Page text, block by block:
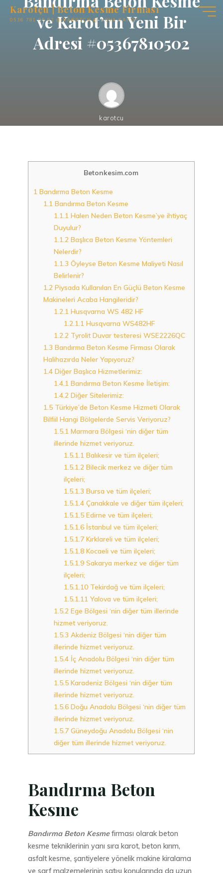
İçeriğe
geç
Karotçu | Beton Kesme Firması
0536 781 05 02 @ KAROTÇU @ NOVA KAROT
ve Karot’un Yeni Bir
Adresi #05367810502
karotcu
Betonkesim.com
1 Bandırma Beton Kesme
1.1 Bandırma Beton Kesme
1.1.1 Halen Neden Beton Kesme’ye ihtiyaç
Duyulur?
1.1.2 Başlıca Beton Kesme Yöntemleri
Nelerdir?
1.1.3 Öyleyse Beton Kesme Maliyeti Nasıl
Belirlenir?
1.2 Piysada Kullanılan En Güçlü Beton Kesme
Makineleri Acaba Hangileridir?
1.2.1 Husqvarna WS 482 HF
1.2.1.1 Husqvarna WS482HF
1.2.2 Tyrolit Duvar testeresi WSE2226QC
1.3 Bandırma Beton Kesme Firması Olarak
Halihazırda Neler Yapıyoruz?
1.4 Diğer Başlıca Hizmetlerimiz:
1.4.1 Bandırma Beton Kesme İletişim:
1.4.2 Diğer Sitelerimiz:
1.5 Türkiye’de Beton Kesme Hizmeti Olarak
Bilfiil Hangi Bölgelerde Servis Veriyoruz?
1.5.1 Marmara Bölgesi ‘nin diğer tüm
illerinde hizmet veriyoruz.
1.5.1.1 Balıkesir ve tüm ilçeleri;
1.5.1.2 Bilecik merkez ve diğer tüm
ilçeleri;
1.5.1.3 Bursa ve tüm ilçeleri;
1.5.1.4 Çanakkale ve diğer tüm ilçeleri;
1.5.1.5 Edirne ve tüm ilçeleri;
1.5.1.6 İstanbul ve tüm ilçeleri;
1.5.1.7 Kırklareli ve tüm ilçeleri;
1.5.1.8 Kocaeli ve tüm ilçeleri;
1.5.1.9 Sakarya merkez ve diğer tüm
ilçeleri;
1.5.1.10 Tekirdağ ve tüm ilçeleri;
1.5.1.11 Yalova ve tüm ilçeleri;
1.5.2 Ege Bölgesi ‘nin diğer tüm illerinde
hizmet veriyoruz.
1.5.3 Akdeniz Bölgesi ‘nin diğer tüm
illerinde hizmet veriyoruz.
1.5.4 İç Anadolu Bölgesi ‘nin diğer tüm
illerinde hizmet veriyoruz.
1.5.5 Karadeniz Bölgesi ‘nin diğer tüm
illerinde hizmet veriyoruz.
1.5.6 Doğu Anadolu Bölgesi ‘nin diğer tüm
illerinde hizmet veriyoruz.
1.5.7 Güneydoğu Anadolu Bölgesi ‘nin
diğer tüm illerinde hizmet veriyoruz.
Bandırma Beton
Kesme
Bandırma Beton Kesmefirması olarak beton
kesme tekniklerinin yanı sıra karot, beton kırım,
asfalt kesme, şantiyelere yönelik makine kiralama
ve sarf malzemelerinin satışı konularında da uzun